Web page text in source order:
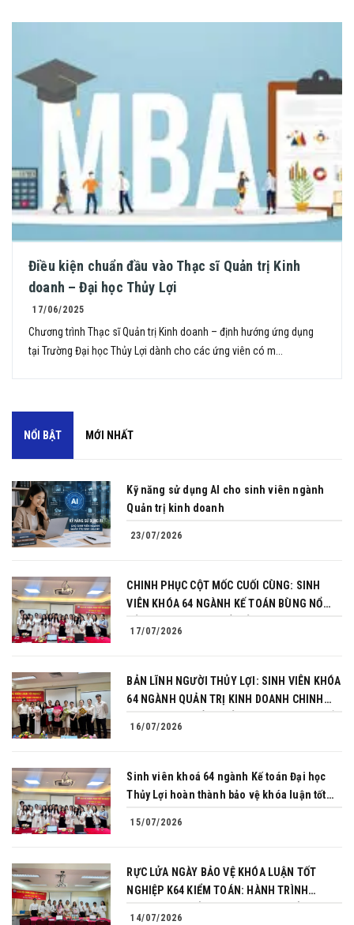
Điều kiện chuẩn đầu vào Thạc sĩ Quản trị Kinh
doanh – Đại học Thủy Lợi
17/06/2025
Chương trình Thạc sĩ Quản trị Kinh doanh – định hướng ứng dụng
tại Trường Đại học Thủy Lợi dành cho các ứng viên có m...
NỔI BẬT MỚI NHẤT
Kỹ năng sử dụng AI cho sinh viên ngành
Quản trị kinh doanh
23/07/2026
CHINH PHỤC CỘT MỐC CUỐI CÙNG: SINH
VIÊN KHÓA 64 NGÀNH KẾ TOÁN BÙNG NỔ
17/07/2026
BẢN LĨNH NGƯỜI THỦY LỢI: SINH VIÊN KHÓA
64 NGÀNH QUẢN TRỊ KINH DOANH CHINH
16/07/2026
Sinh viên khoá 64 ngành Kế toán Đại học
Thủy Lợi hoàn thành bảo vệ khóa luận tốt
15/07/2026
RỰC LỬA NGÀY BẢO VỆ KHÓA LUẬN TỐT
NGHIỆP K64 KIỂM TOÁN: HÀNH TRÌNH
14/07/2026